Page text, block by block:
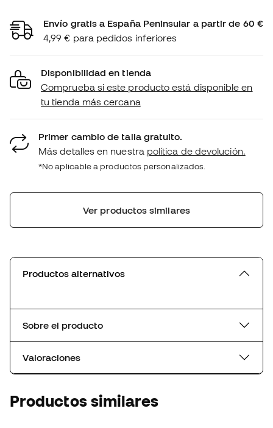
Envío gratis a España Peninsular a partir de 60 €
4,99 € para pedidos inferiores
Disponibilidad en tienda
Comprueba si este producto está disponible en
tu tienda más cercana
Primer cambio de talla gratuito.
Más detalles en nuestra política de devolución.
*No aplicable a productos personalizados.
Ver productos similares
Productos alternativos
Sobre el producto
Valoraciones
Productos similares